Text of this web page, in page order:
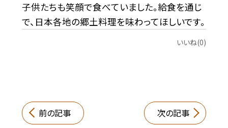
子供たちも笑顔で食べていました。給食を通じ
で、日本各地の郷土料理を味わってほしいです。
いいね(0)
前の記事 次の記事